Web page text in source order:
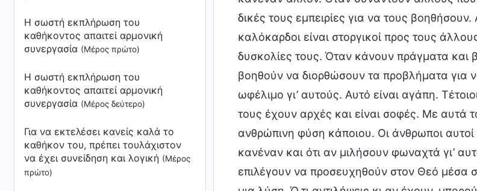
Η σωστή εκπλήρωση του
καθήκοντος απαιτεί αρμονική
συνεργασία (Μέρος πρώτο)
Η σωστή εκπλήρωση του
καθήκοντος απαιτεί αρμονική
συνεργασία (Μέρος δεύτερο)
Για να εκτελέσει κανείς καλά το
καθήκον του, πρέπει τουλάχιστον
να έχει συνείδηση και λογική (Μέρος
πρώτο)